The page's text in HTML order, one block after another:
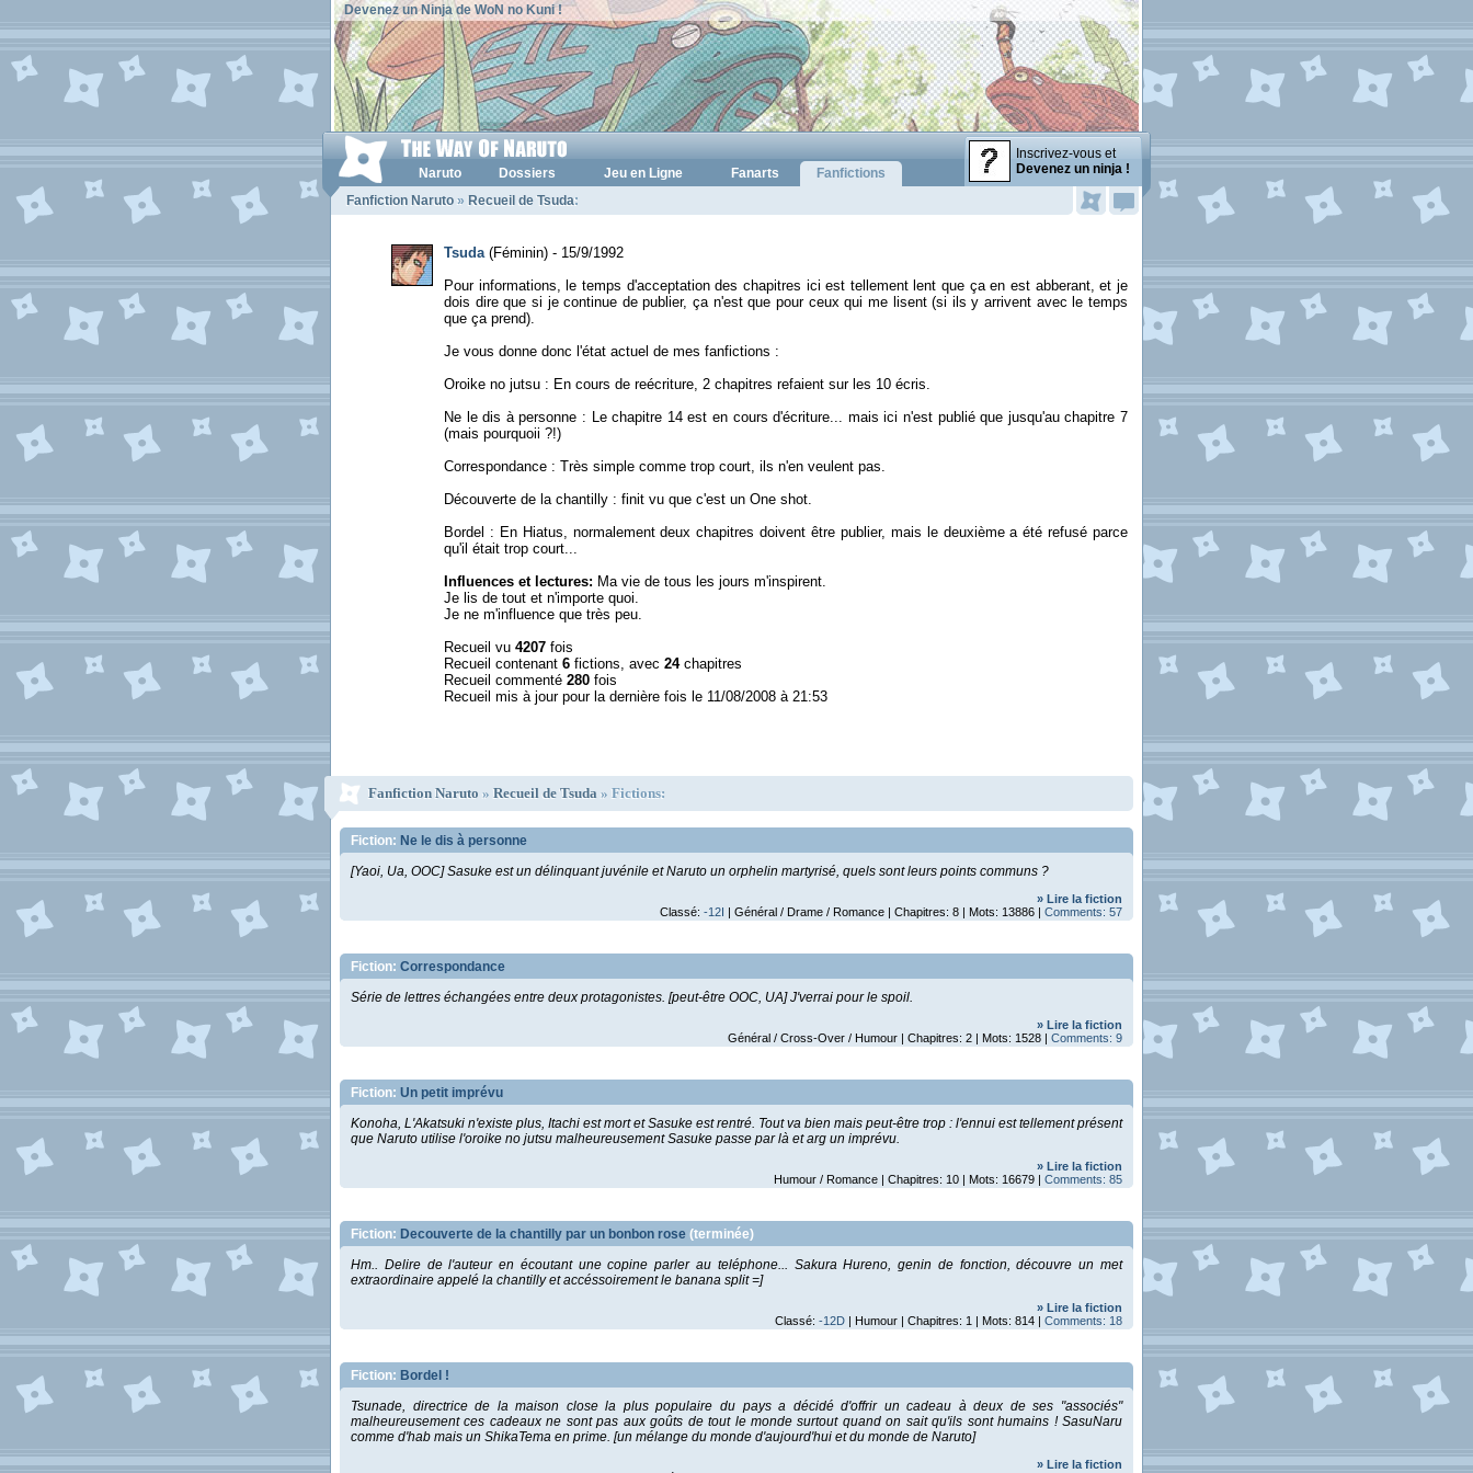
Devenez un Ninja de WoN no Kuni !
Inscrivez-vous et
Devenez un ninja !
Naruto Dossiers Jeu en Ligne Fanarts
Fanfictions
Fanfiction Naruto » Recueil de Tsuda:
Tsuda(Féminin) - 15/9/1992
Pour informations, le temps d'acceptation des chapitres ici est tellement lent que ça en est abberant, et je
dois dire que si je continue de publier, ça n'est que pour ceux qui me lisent (si ils y arrivent avec le temps
que ça prend).
Je vous donne donc l'état actuel de mes fanfictions :
Oroike no jutsu : En cours de reécriture, 2 chapitres refaient sur les 10 écris.
Ne le dis à personne : Le chapitre 14 est en cours d'écriture... mais ici n'est publié que jusqu'au chapitre 7
(mais pourquoii ?!)
Correspondance : Très simple comme trop court, ils n'en veulent pas.
Découverte de la chantilly : finit vu que c'est un One shot.
Bordel : En Hiatus, normalement deux chapitres doivent être publier, mais le deuxième a été refusé parce
qu'il était trop court...
Influences et lectures: Ma vie de tous les jours m'inspirent.
Je lis de tout et n'importe quoi.
Je ne m'influence que très peu.
Recueil vu 4207 fois
Recueil contenant 6 fictions, avec 24chapitres
Recueil commenté 280 fois
Recueil mis à jour pour la dernière fois le 11/08/2008 à 21:53
Fanfiction Naruto » Recueil de Tsuda » Fictions:
Fiction: Ne le dis à personne
[Yaoi, Ua, OOC] Sasuke est un délinquant juvénile et Naruto un orphelin martyrisé, quels sont leurs points communs ?
» Lire la fiction
Classé: -12I | Général / Drame / Romance | Chapitres: 8 | Mots: 13886 | Comments: 57
Fiction: Correspondance
Série de lettres échangées entre deux protagonistes. [peut-être OOC, UA] J'verrai pour le spoil.
» Lire la fiction
Général / Cross-Over / Humour | Chapitres: 2 | Mots: 1528 | Comments: 9
Fiction: Un petit imprévu
Konoha, L'Akatsuki n'existe plus, Itachi est mort et Sasuke est rentré. Tout va bien mais peut-être trop : l'ennui est tellement présent
que Naruto utilise l'oroike no jutsu malheureusement Sasuke passe par là et arg un imprévu.
» Lire la fiction
Humour / Romance | Chapitres: 10 | Mots: 16679 | Comments: 85
Fiction: Decouverte de la chantilly par un bonbon rose (terminée)
Hm.. Delire de l'auteur en écoutant une copine parler au teléphone... Sakura Hureno, genin de fonction, découvre un met
extraordinaire appelé la chantilly et accéssoirement le banana split =]
» Lire la fiction
Classé: -12D | Humour | Chapitres: 1 | Mots: 814 | Comments: 18
Fiction: Bordel !
Tsunade, directrice de la maison close la plus populaire du pays a décidé d'offrir un cadeau à deux de ses "associés"
malheureusement ces cadeaux ne sont pas aux goûts de tout le monde surtout quand on sait qu'ils sont humains ! SasuNaru
comme d'hab mais un ShikaTema en prime. [un mélange du monde d'aujourd'hui et du monde de Naruto]
» Lire la fiction